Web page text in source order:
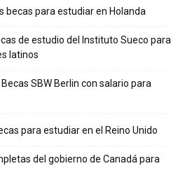
becas para estudiar en Holanda
de estudio del Instituto Sueco para
latinos
SBW Berlin con salario para
para estudiar en el Reino Unido
del gobierno de Canadá para